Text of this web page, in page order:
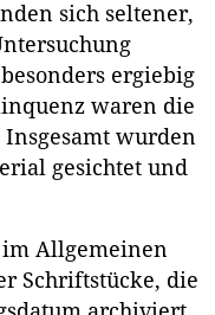
sich seltener,
ergiebig
waren die
Insgesamt wurden
gesichtet und
Allgemeinen
Schriftstücke, die